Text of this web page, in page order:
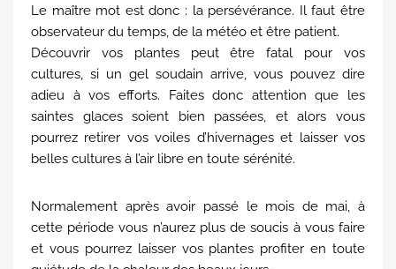
Le maître mot est donc : la persévérance. Il faut être
observateur du temps, de la météo et être patient.
Découvrir vos plantes peut être fatal pour vos
cultures, si un gel soudain arrive, vous pouvez dire
adieu à vos efforts. Faites donc attention que les
saintes glaces soient bien passées, et alors vous
pourrez retirer vos voiles d’hivernages et laisser vos
belles cultures à l’air libre en toute sérénité.
Normalement après avoir passé le mois de mai, à
cette période vous n’aurez plus de soucis à vous faire
et vous pourrez laisser vos plantes profiter en toute